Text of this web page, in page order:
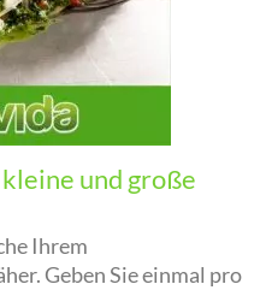
und große
Ihrem
Geben Sie einmal pro